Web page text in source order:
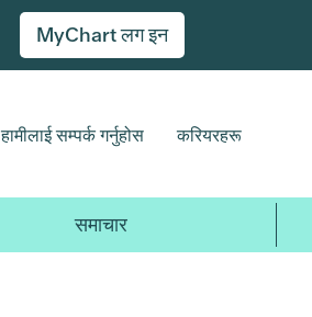
MyChart लग इन
हामीलाई सम्पर्क गर्नुहोस करियरहरू
समाचार
शनिबार,
४,
२०२६